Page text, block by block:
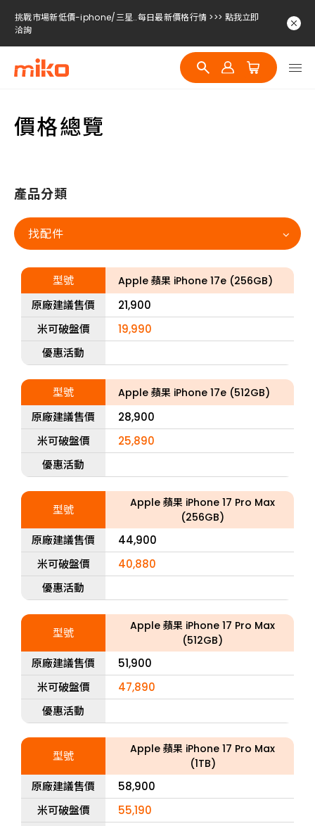
挑戰市場新低價-iphone/三星..每日最新價格行情 >>> 點我立即
洽詢
挑戰市場新低價-iphone/三星..每日最新價格行情 >>> 點我立即
洽詢
挑戰市場新低價-iphone/三星..每日最新價格行情 >>> 點我立即
挑戰市場新低價-iphone/三星..每日最新價格行情 >>> 點我立即
洽詢
價格總覽
產品分類
找配件
型號 Apple 蘋果 iPhone 17e (256GB)
原廠建議售價
21,900
米可破盤價
19,990
優惠活動
型號 Apple 蘋果 iPhone 17e (512GB)
原廠建議售價
28,900
米可破盤價
25,890
優惠活動
型號
Apple 蘋果 iPhone 17 Pro Max
(256GB)
原廠建議售價
44,900
米可破盤價
40,880
優惠活動
型號
Apple 蘋果 iPhone 17 Pro Max
(512GB)
原廠建議售價
51,900
米可破盤價
47,890
優惠活動
型號
Apple 蘋果 iPhone 17 Pro Max
(1TB)
原廠建議售價
58,900
米可破盤價
55,190